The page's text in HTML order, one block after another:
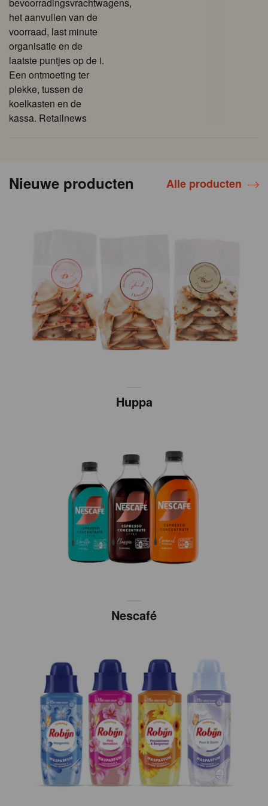
het aanvullen van de
voorraad, last minute
organisatie en de
laatste puntjes op de i.
Een ontmoeting ter
plekke, tussen de
koelkasten en de
kassa. Retailnews
Nieuwe producten Alle producten
Huppa
Nescafé